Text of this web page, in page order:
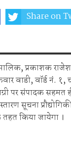
Share on
प्रकाशक राजेश
वाडी, वॉर्ड नं. १,
पर संपादक सहमत
सूचना
किया जायेगा ।